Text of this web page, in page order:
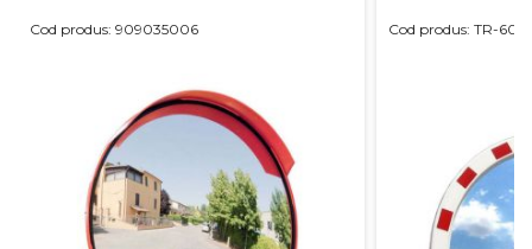
Cod produs: 909035006 Cod produs: TR-60